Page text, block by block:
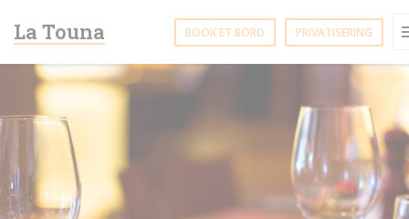
La Touna BOOK ET BORD PRIVATISERING